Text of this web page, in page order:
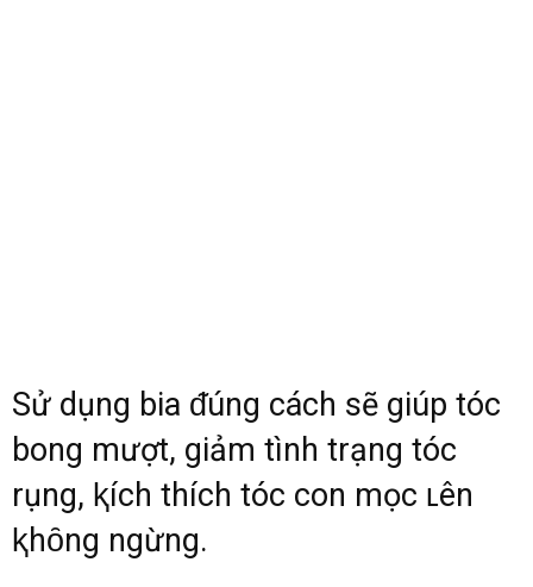
Sử dụng bia ᵭúng cách sẽ giúp tóc
bong mượt, giảm tình trạng tóc
rụng, ⱪích thích tóc con mọc ʟên
ⱪhȏng ngừng.